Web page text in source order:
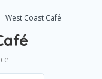
West Coast Café